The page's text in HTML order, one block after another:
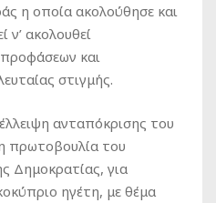
η οποία ακολούθησε και
ν’ ακολουθεί
και
στιγμής.
ανταπόκρισης του
πρωτοβουλία του
Δημοκρατίας, για
ηγέτη, με θέμα